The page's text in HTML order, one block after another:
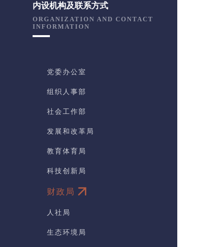
内设机构及联系方式
ORGANIZATION AND CONTACT
INFORMATION
党委办公室
组织人事部
社会工作部
发展和改革局
教育体育局
科技创新局
财政局
人社局
生态环境局